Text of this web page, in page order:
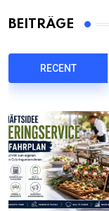
BEITRÄGE
RECENT